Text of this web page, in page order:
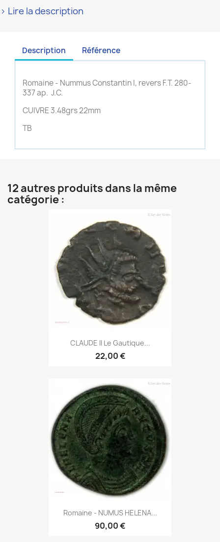
> Lire la description
Description Référence
Romaine - Nummus Constantin I, revers F.T. 280-
337 ap. J.C.
CUIVRE 3.48grs 22mm
TB
12 autres produits dans la même
catégorie :
CLAUDE II Le Gautique...
22,00 €
Romaine - NUMUS HELENA...
90,00 €